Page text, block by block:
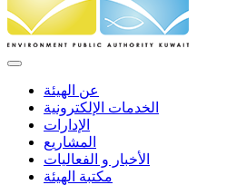
عن الهيئة
الخدمات الإلكترونية
الإدارات
المشاريع
الأخبار و الفعاليات
مكتبة الهيئة